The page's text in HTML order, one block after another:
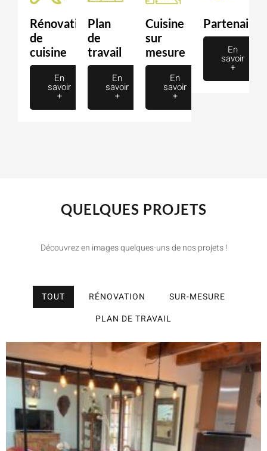
Rénovation
de
cuisine
En
savoir
+
Plan
de
travail
En
savoir
+
Cuisine
sur
mesure
En
savoir
+
Partenaire
En
savoir
+
QUELQUES PROJETS
Découvrez en images quelques-uns de nos projets !
TOUT RÉNOVATION
SUR-MESURE
PLAN DE TRAVAIL